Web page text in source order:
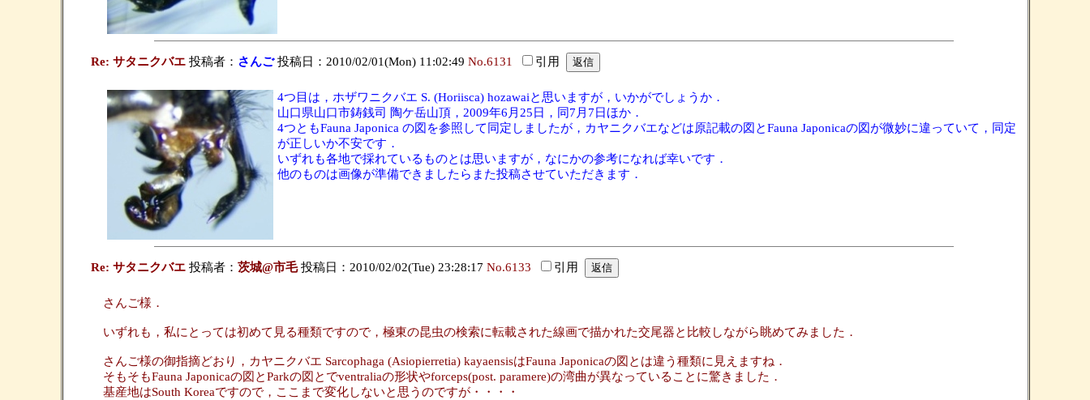
Re: サタニクバエ投稿者： さんご 投稿日：2010/02/01(Mon) 11:02:49 No.6131 引用
4つ目は，ホザワニクバエ S. (Horiisca) hozawaiと思いますが，いかがでしょうか．
山口県山口市鋳銭司 陶ケ岳山頂，2009年6月25日，同7月7日ほか．
4つともFauna Japonica の図を参照して同定しましたが，カヤニクバエなどは原記載の図とFauna Japonicaの図が微妙に違っていて，同定
が正しいか不安です．
いずれも各地で採れているものとは思いますが，なにかの参考になれば幸いです．
他のものは画像が準備できましたらまた投稿させていただきます．
Re: サタニクバエ投稿者： 茨城@市毛投稿日：2010/02/02(Tue) 23:28:17 No.6133 引用
さんご様．
いずれも，私にとっては初めて見る種類ですので，極東の昆虫の検索に転載された線画で描かれた交尾器と比較しながら眺めてみました．
さんご様の御指摘どおり，カヤニクバエ Sarcophaga (Asiopierretia) kayaensisはFauna Japonicaの図とは違う種類に見えますね．
そもそもFauna Japonicaの図とParkの図とでventraliaの形状やforceps(post. paramere)の湾曲が異なっていることに驚きました．
基産地はSouth Koreaですので，ここまで変化しないと思うのですが・・・・